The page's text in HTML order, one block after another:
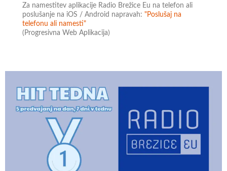
Za namestitev aplikacije Radio Brežice Eu na telefon ali
poslušanje na iOS / Android napravah:"Poslušaj na
telefonu ali namesti"
(Progresivna Web Aplikacija)